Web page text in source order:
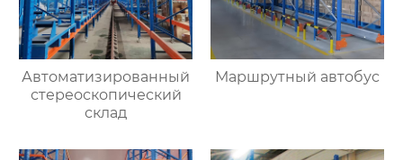
Автоматизированный
стереоскопический
склад
Маршрутный автобус